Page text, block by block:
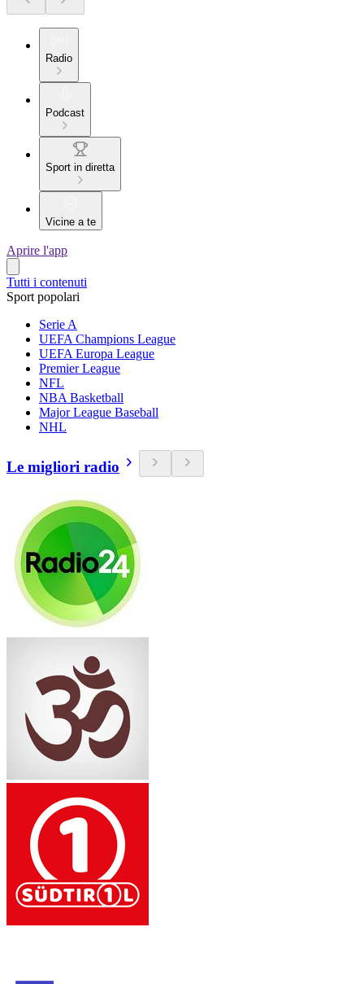
Radio
Podcast
Sport in diretta
Vicine a te
Aprire l'app
Tutti i contenuti
Sport popolari
Serie A
UEFA Champions League
UEFA Europa League
Premier League
NFL
NBA Basketball
Major League Baseball
NHL
Le migliori radio